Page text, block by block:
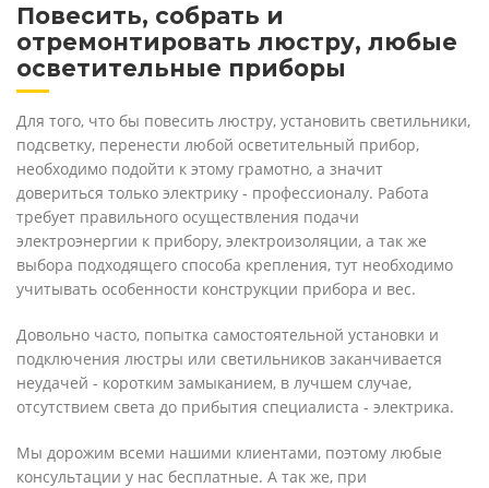
Повесить, собрать и
отремонтировать люстру, любые
осветительные приборы
Для того, что бы повесить люстру, установить светильники,
подсветку, перенести любой осветительный прибор,
необходимо подойти к этому грамотно, а значит
довериться только электрику - профессионалу. Работа
требует правильного осуществления подачи
электроэнергии к прибору, электроизоляции, а так же
выбора подходящего способа крепления, тут необходимо
учитывать особенности конструкции прибора и вес.
Довольно часто, попытка самостоятельной установки и
подключения люстры или светильников заканчивается
неудачей - коротким замыканием, в лучшем случае,
отсутствием света до прибытия специалиста - электрика.
Мы дорожим всеми нашими клиентами, поэтому любые
консультации у нас бесплатные. А так же, при